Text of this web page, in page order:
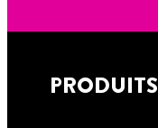
PRODUITS